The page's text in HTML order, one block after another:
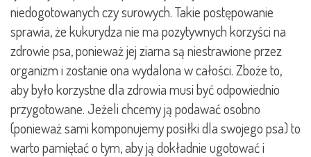
niedogotowanych czy surowych. Takie postępowanie
sprawia, że kukurydza nie ma pozytywnych korzyści na
zdrowie psa, ponieważ jej ziarna są niestrawione przez
organizm i zostanie ona wydalona w całości. Zboże to,
aby było korzystne dla zdrowia musi być odpowiednio
przygotowane. Jeżeli chcemy ją podawać osobno
(ponieważ sami komponujemy posiłki dla swojego psa) to
warto pamiętać o tym, aby ją dokładnie ugotować i